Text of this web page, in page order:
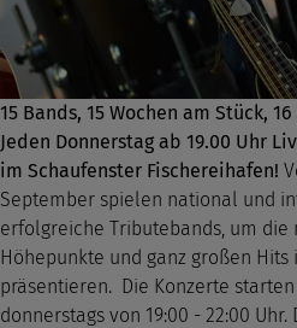
15 Bands, 15 Wochen am Stück,
Jeden Donnerstag ab 19.00 Uhr
im Schaufenster Fischereihafen!
September spielen national und
erfolgreiche Tributebands, um die
Höhepunkte und ganz großen
präsentieren. Die Konzerte
donnerstags von 19:00 - 22:00